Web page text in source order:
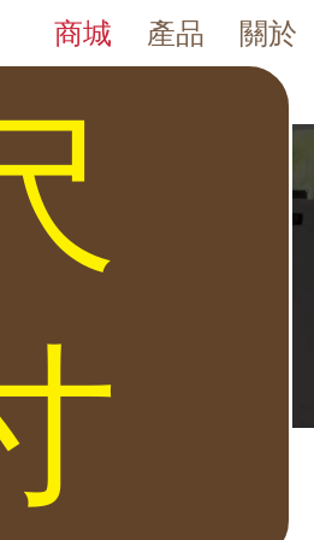
專賣店・防火防盜金庫・床頭櫃保
年創立，為台灣擁有 40 多年經
關於
產品
商城
保險箱專賣，全台門市：台北、竹北